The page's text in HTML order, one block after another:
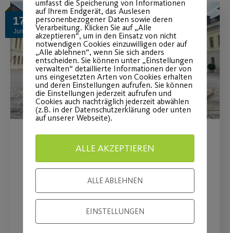
17
Juni
Erfolgreiche Tagesfahrt
nach Ludwigsburg
am Donnerstag, den 11.06.2026
WEITERLESEN
umfasst die Speicherung von Informationen
auf Ihrem Endgerät, das Auslesen
personenbezogener Daten sowie deren
Verarbeitung. Klicken Sie auf „Alle
akzeptieren“, um in den Einsatz von nicht
notwendigen Cookies einzuwilligen oder auf
„Alle ablehnen“, wenn Sie sich anders
entscheiden. Sie können unter „Einstellungen
verwalten“ detaillierte Informationen der von
uns eingesetzten Arten von Cookies erhalten
und deren Einstellungen aufrufen. Sie können
die Einstellungen jederzeit aufrufen und
Cookies auch nachträglich jederzeit abwählen
(z.B. in der Datenschutzerklärung oder unten
auf unserer Webseite).
ALLE AKZEPTIEREN
ALLE ABLEHNEN
EINSTELLUNGEN